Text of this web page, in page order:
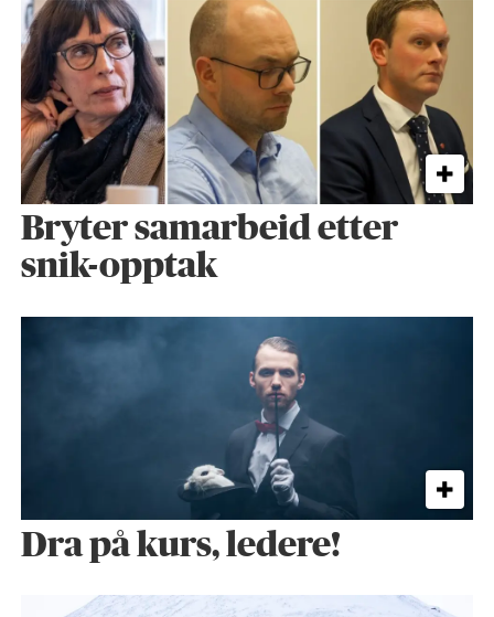
Bryter samarbeid etter
snik-opptak
Dra på kurs, ledere!